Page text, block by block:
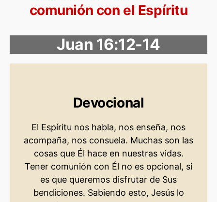
comunión con el Espíritu
Juan 16:12-14
Devocional
El Espíritu nos habla, nos enseña, nos
acompaña, nos consuela. Muchas son las
cosas que Él hace en nuestras vidas.
Tener comunión con Él no es opcional, si
es que queremos disfrutar de Sus
bendiciones. Sabiendo esto, Jesús lo